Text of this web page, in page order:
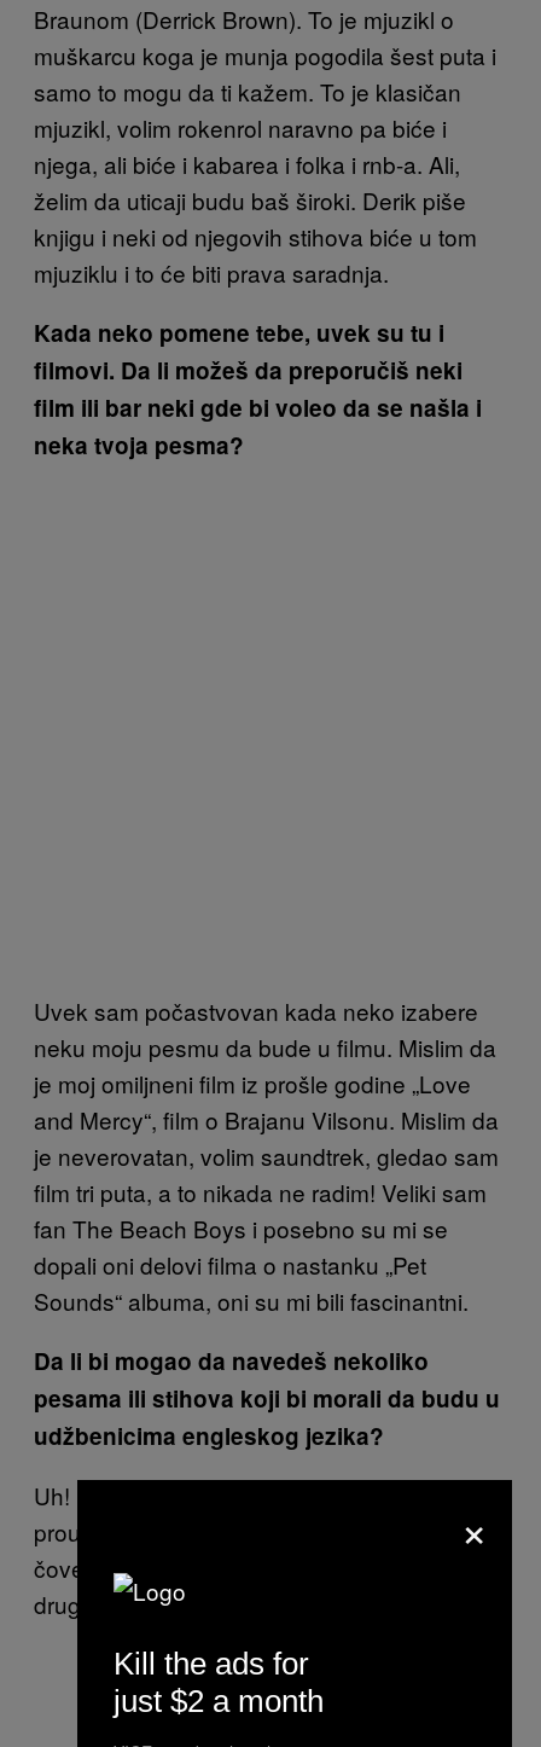
Braunom (Derrick Brown). To je mjuzikl o
muškarcu koga je munja pogodila šest puta i
samo to mogu da ti kažem. To je klasičan
mjuzikl, volim rokenrol naravno pa biće i
njega, ali biće i kabarea i folka i rnb-a. Ali,
želim da uticaji budu baš široki. Derik piše
knjigu i neki od njegovih stihova biće u tom
mjuziklu i to će biti prava saradnja.
Kada neko pomene tebe, uvek su tu i
filmovi. Da li možeš da preporučiš neki
film ili bar neki gde bi voleo da se našla i
neka tvoja pesma?
Uvek sam počastvovan kada neko izabere
neku moju pesmu da bude u filmu. Mislim da
je moj omiljneni film iz prošle godine „Love
and Mercy“, film o Brajanu Vilsonu. Mislim da
je neverovatan, volim saundtrek, gledao sam
film tri puta, a to nikada ne radim! Veliki sam
fan The Beach Boys i posebno su mi se
dopali oni delovi filma o nastanku „Pet
Sounds“ albuma, oni su mi bili fascinantni.
Da li bi mogao da navedeš nekoliko
pesama ili stihova koji bi morali da budu u
udžbenicima engleskog jezika?
Uh! Mislim da bi deca morala da uče i
proučavaju stihove Boba Dilana! Poezija tog
čoveka je za mene broj 1. Možda i Nas, kao
drugi veliki čovek koji piše stihove…
×
Kill the ads for
just $2 a month